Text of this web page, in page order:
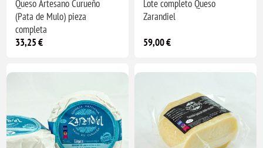
Queso Artesano Curueño
(Pata de Mulo) pieza
completa
33,25 €
Lote completo Queso
Zarandiel
59,00 €